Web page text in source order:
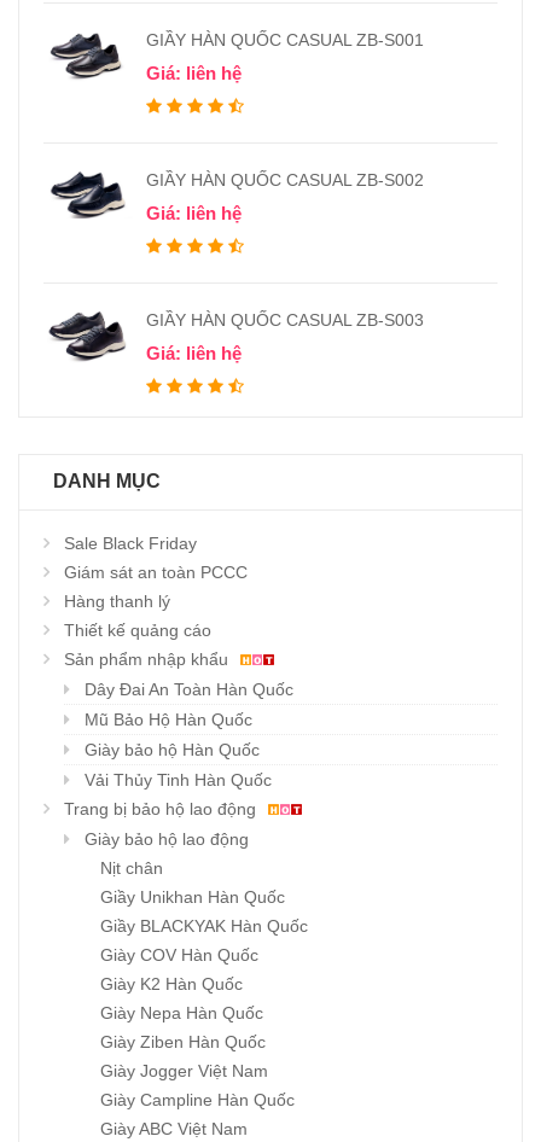
GIẦY HÀN QUỐC CASUAL ZB-S001
Giá: liên hệ
GIẦY HÀN QUỐC CASUAL ZB-S002
Giá: liên hệ
GIẦY HÀN QUỐC CASUAL ZB-S003
Giá: liên hệ
DANH MỤC
Sale Black Friday
Giám sát an toàn PCCC
Hàng thanh lý
Thiết kế quảng cáo
Sản phẩm nhập khẩu
Dây Đai An Toàn Hàn Quốc
Mũ Bảo Hộ Hàn Quốc
Giày bảo hộ Hàn Quốc
Vải Thủy Tinh Hàn Quốc
Trang bị bảo hộ lao động
Giày bảo hộ lao động
Nịt chân
Giầy Unikhan Hàn Quốc
Giầy BLACKYAK Hàn Quốc
Giày COV Hàn Quốc
Giày K2 Hàn Quốc
Giày Nepa Hàn Quốc
Giày Ziben Hàn Quốc
Giày Jogger Việt Nam
Giày Campline Hàn Quốc
Giày ABC Việt Nam